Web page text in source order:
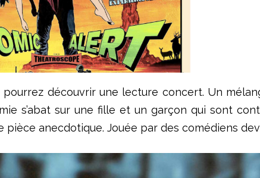
découvrir une lecture concert. Un
s’abat sur une fille et un garçon qui sont
pièce anecdotique. Jouée par des comédiens